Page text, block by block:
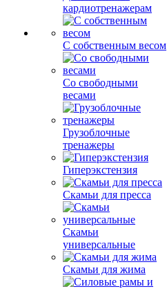
кардиотренажерам
С собственным весом
Со свободными
весами
Грузоблочные
тренажеры
Гиперэкстензия
Скамьи для пресса
Скамьи
универсальные
Скамьи для жима